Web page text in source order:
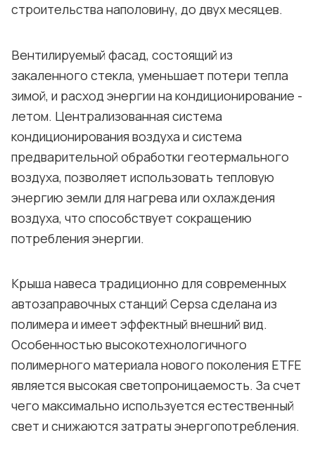
строительства наполовину, до двух месяцев.
Вентилируемый фасад, состоящий из
закаленного стекла, уменьшает потери тепла
зимой, и расход энергии на кондиционирование -
летом. Централизованная система
кондиционирования воздуха и система
предварительной обработки геотермального
воздуха, позволяет использовать тепловую
энергию земли для нагрева или охлаждения
воздуха, что способствует сокращению
потребления энергии.
Крыша навеса традиционно для современных
автозаправочных станций Cepsa сделана из
полимера и имеет эффектный внешний вид.
Особенностью высокотехнологичного
полимерного материала нового поколения ETFE
является высокая светопроницаемость. За счет
чего максимально используется естественный
свет и снижаются затраты энергопотребления.